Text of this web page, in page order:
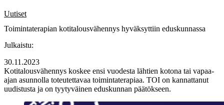
Uutiset
Toimintaterapian kotitalousvähennys hyväksyttiin eduskunnassa
Julkaistu:
30.11.2023
Kotitalousvähennys koskee ensi vuodesta lähtien kotona tai vapaa-
ajan asunnolla toteutettavaa toimintaterapiaa. TOI on kannattanut
uudistusta ja on tyytyväinen eduskunnan päätökseen.